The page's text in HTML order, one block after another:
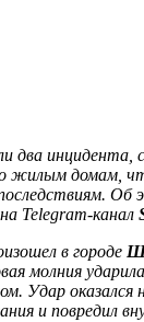
два инцидента,
жилым домам,
Об
Telegram-канал
в городе
молния
Удар оказался
и повредил